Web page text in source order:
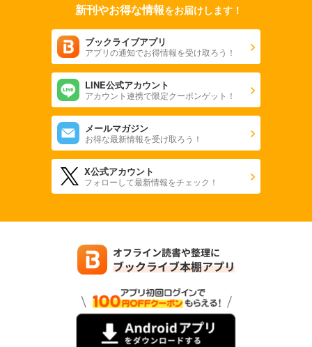
新刊やお得な情報をお届けします！
ブックライブアプリ
アプリの通知でお得情報を受け取ろう！
LINE公式アカウント
アカウント連携で限定クーポンゲット！
メールマガジン
お得な最新情報を受け取ろう！
X公式アカウント
フォローして最新情報をチェック！